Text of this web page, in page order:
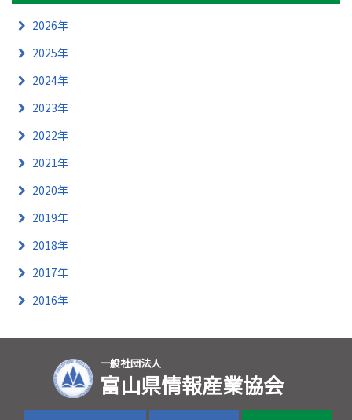
2026年
2025年
2024年
2023年
2022年
2021年
2020年
2019年
2018年
2017年
2016年
一般社団法人
富山県情報産業協会